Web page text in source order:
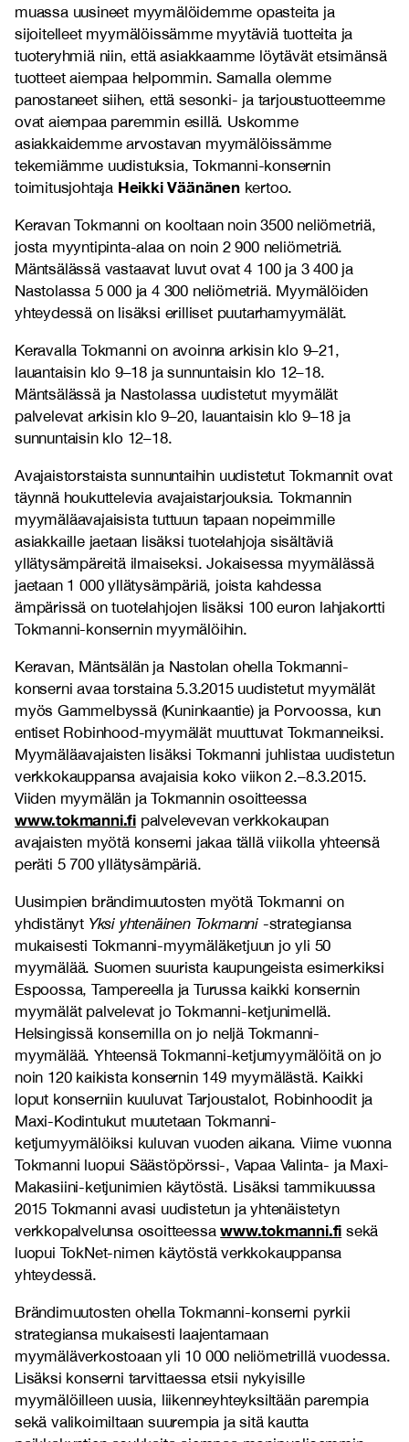
muassa uusineet myymälöidemme opasteita ja
sijoitelleet myymälöissämme myytäviä tuotteita ja
tuoteryhmiä niin, että asiakkaamme löytävät etsimänsä
tuotteet aiempaa helpommin. Samalla olemme
panostaneet siihen, että sesonki- ja tarjoustuotteemme
ovat aiempaa paremmin esillä. Uskomme
asiakkaidemme arvostavan myymälöissämme
tekemiämme uudistuksia, Tokmanni-konsernin
toimitusjohtaja Heikki Väänänenkertoo.
Keravan Tokmanni on kooltaan noin 3500 neliömetriä,
josta myyntipinta-alaa on noin 2 900 neliömetriä.
Mäntsälässä vastaavat luvut ovat 4 100 ja 3 400 ja
Nastolassa 5 000 ja 4 300 neliömetriä. Myymälöiden
yhteydessä on lisäksi erilliset puutarhamyymälät.
Keravalla Tokmanni on avoinna arkisin klo 9–21,
lauantaisin klo 9–18 ja sunnuntaisin klo 12–18.
Mäntsälässä ja Nastolassa uudistetut myymälät
palvelevat arkisin klo 9–20, lauantaisin klo 9–18 ja
sunnuntaisin klo 12–18.
Avajaistorstaista sunnuntaihin uudistetut Tokmannit ovat
täynnä houkuttelevia avajaistarjouksia. Tokmannin
myymäläavajaisista tuttuun tapaan nopeimmille
asiakkaille jaetaan lisäksi tuotelahjoja sisältäviä
yllätysämpäreitä ilmaiseksi. Jokaisessa myymälässä
jaetaan 1 000 yllätysämpäriä, joista kahdessa
ämpärissä on tuotelahjojen lisäksi 100 euron lahjakortti
Tokmanni-konsernin myymälöihin.
Keravan, Mäntsälän ja Nastolan ohella Tokmanni-
konserni avaa torstaina 5.3.2015 uudistetut myymälät
myös Gammelbyssä (Kuninkaantie) ja Porvoossa, kun
entiset Robinhood-myymälät muuttuvat Tokmanneiksi.
Myymäläavajaisten lisäksi Tokmanni juhlistaa uudistetun
verkkokauppansa avajaisia koko viikon 2.–8.3.2015.
Viiden myymälän ja Tokmannin osoitteessa
www.tokmanni.fi palvelevevan verkkokaupan
avajaisten myötä konserni jakaa tällä viikolla yhteensä
peräti 5 700 yllätysämpäriä.
Uusimpien brändimuutosten myötä Tokmanni on
yhdistänyt Yksi yhtenäinen Tokmanni -strategiansa
mukaisesti Tokmanni-myymäläketjuun jo yli 50
myymälää. Suomen suurista kaupungeista esimerkiksi
Espoossa, Tampereella ja Turussa kaikki konsernin
myymälät palvelevat jo Tokmanni-ketjunimellä.
Helsingissä konsernilla on jo neljä Tokmanni-
myymälää. Yhteensä Tokmanni-ketjumyymälöitä on jo
noin 120 kaikista konsernin 149 myymälästä. Kaikki
loput konserniin kuuluvat Tarjoustalot, Robinhoodit ja
Maxi-Kodintukut muutetaan Tokmanni-
ketjumyymälöiksi kuluvan vuoden aikana. Viime vuonna
Tokmanni luopui Säästöpörssi-, Vapaa Valinta- ja Maxi-
Makasiini-ketjunimien käytöstä. Lisäksi tammikuussa
2015 Tokmanni avasi uudistetun ja yhtenäistetyn
verkkopalvelunsa osoitteessawww.tokmanni.fi sekä
luopui TokNet-nimen käytöstä verkkokauppansa
yhteydessä.
Brändimuutosten ohella Tokmanni-konserni pyrkii
strategiansa mukaisesti laajentamaan
myymäläverkostoaan yli 10 000 neliömetrillä vuodessa.
Lisäksi konserni tarvittaessa etsii nykyisille
myymälöilleen uusia, liikenneyhteyksiltään parempia
sekä valikoimiltaan suurempia ja sitä kautta